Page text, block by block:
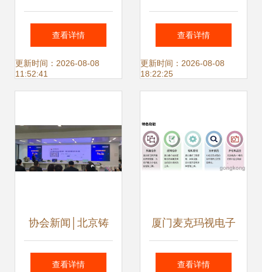
技术服务有限责任
公司
查看详情
更新时间：2026-08-08
11:52:41
服贸会上看广发 探
寻北京网络技术服
查看详情
更新时间：2026-08-08
18:22:25
协会新闻│北京铸
云网络科技揭牌仪
查看详情
厦门麦克玛视电子
Micromatch视觉软
查看详情